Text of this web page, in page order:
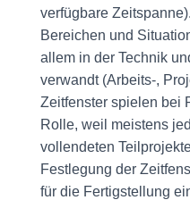
verfügbare
Bereichen und
allem in der Technik
verwandt (Arbeits-,
Zeitfenster spielen bei
Rolle, weil meistens
vollendeten
Festlegung der
für die Fertigstellung